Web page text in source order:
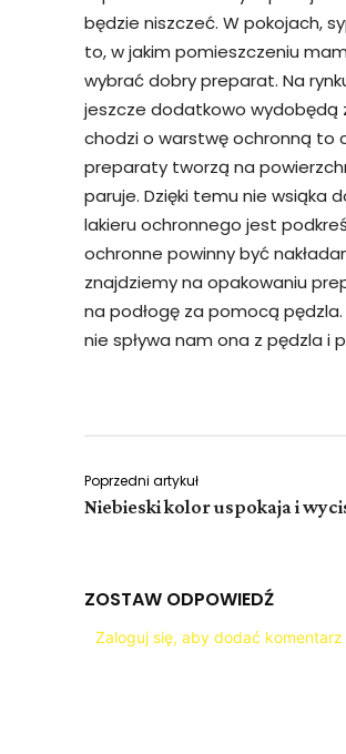
będzie niszczeć. W pokojach,
to, w jakim pomieszczeniu
wybrać dobry preparat. Na
jeszcze dodatkowo wydobędą
chodzi o warstwę ochronną to
preparaty tworzą na
paruje. Dzięki temu nie wsiąka
lakieru ochronnego jest
ochronne powinny być
znajdziemy na opakowaniu
na podłogę za pomocą
nie spływa nam ona z pędzla i
Poprzedni artykuł
Niebieski kolor uspokaja i
ZOSTAW ODPOWIEDŹ
Zaloguj się, aby dodać komentarz